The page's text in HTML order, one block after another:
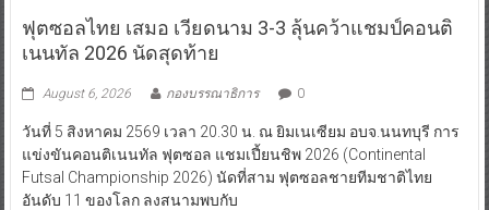
ฟุตซอลไทย เสมอ เวียดนาม 3-3 ลุ้นคว้าแชมป์คอนติ
เนนทัล 2026 นัดสุดท้าย
August 6, 2026 กองบรรณาธิการ 0
วันที่ 5 สิงหาคม 2569 เวลา 20.30 น. ณ ยิมเนเซียม อบจ.นนทบุรี การ
แข่งขันคอนติเนนทัล ฟุตซอล แชมเปี้ยนชิพ 2026 (Continental
Futsal Championship 2026) นัดที่สาม ฟุตซอลชายทีมชาติไทย
อันดับ 11 ของโลก ลงสนามพบกับ